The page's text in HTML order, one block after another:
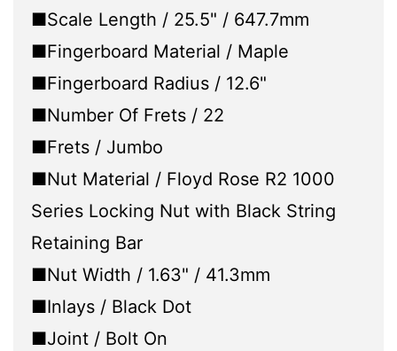
■Scale Length / 25.5" / 647.7mm
■Fingerboard Material / Maple
■Fingerboard Radius / 12.6"
■Number Of Frets / 22
■Frets / Jumbo
■Nut Material / Floyd Rose R2 1000
Series Locking Nut with Black String
Retaining Bar
■Nut Width / 1.63" / 41.3mm
■Inlays / Black Dot
■Joint / Bolt On